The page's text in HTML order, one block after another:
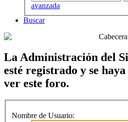
avanzada
Buscar
La Administración del
esté registrado y se
ver este foro.
Nombre de Usuario: